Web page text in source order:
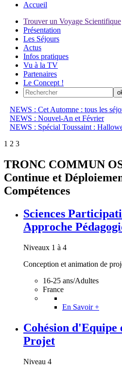
Accueil
Trouver un Voyage Scientifique
Présentation
Les Séjours
Actus
Infos pratiques
Vu à la TV
Partenaires
Le Concept !
NEWS : Cet Automne : tous les
NEWS : Nouvel-An et Février
NEWS : Spécial Toussaint :
1 2 3
TRONC COMMUN
Continue et
Compétences
Sciences
Approche
Niveaux 1 à 4
Conception et animation de
16-25 ans/Adultes
France
En Savoir +
Cohésion d'Equipe
Projet
Niveau 4